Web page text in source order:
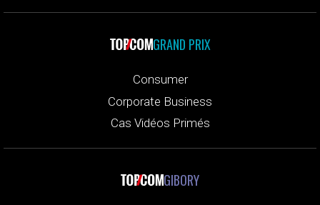
GRAND PRIX
Consumer
Corporate Business
Cas Vidéos Primés
GIBORY